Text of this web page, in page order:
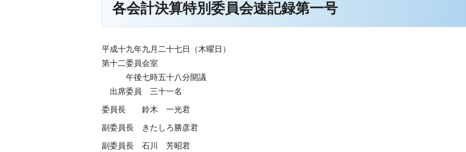
各会計決算特別委員会速記録第一号
平成十九年九月二十七日（木曜日）
第十二委員会室
午後七時五十八分開議
出席委員 三十一名
委員長 鈴木 一光君
副委員長 きたしろ勝彦君
副委員長 石川 芳昭君